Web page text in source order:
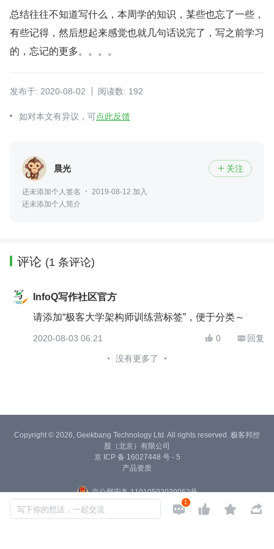
总结往往不知道写什么，本周学的知识，某些也忘了一些，
有些记得，然后想起来感觉也就几句话说完了，写之前学习
的，忘记的更多。。。。
发布于: 2020-08-02 阅读数: 192
如对本文有异议，可点此反馈
晨光  关注
还未添加个人签名
2019-08-12 加入
还未添加个人简介
评论 (1 条评论)
InfoQ写作社区官方
请添加“极客大学架构师训练营标签”，便于分类～
2020-08-03 06:21  0  回复
没有更多了
写下你的想法，一起交流 
1   
Copyright © 2026, Geekbang Technology Ltd. All rights reserved. 极客邦控
股（北京）有限公司
京 ICP 备 16027448 号 - 5
产品资质
京公网安备 11010502039052号